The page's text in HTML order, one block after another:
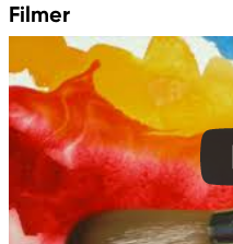
Colart Sweden AB
Östra Långgatan 87
61930 Trosa, Sweden
info@colart.se
Filmer